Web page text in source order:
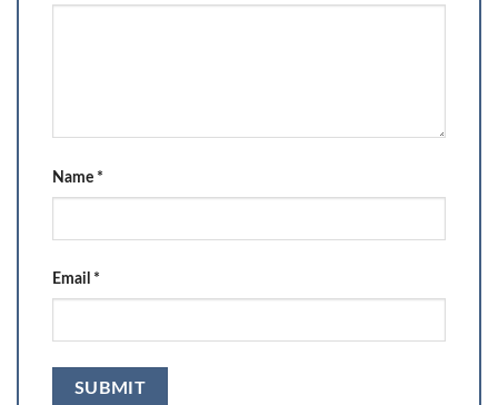
Name *
Email *